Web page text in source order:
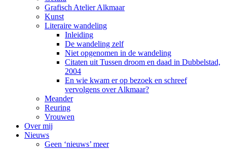
Grafisch Atelier Alkmaar
Kunst
Literaire wandeling
Inleiding
De wandeling zelf
Niet opgenomen in de wandeling
Citaten uit Tussen droom en daad in Dubbelstad,
2004
En wie kwam er op bezoek en schreef
vervolgens over Alkmaar?
Meander
Reuring
Vrouwen
Over mij
Nieuws
Geen ‘nieuws’ meer